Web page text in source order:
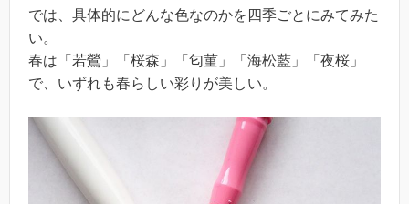
では、具体的にどんな色なのかを四季ごとにみてみた
い。
春は「若鶯」「桜森」「匂菫」「海松藍」「夜桜」
で、いずれも春らしい彩りが美しい。